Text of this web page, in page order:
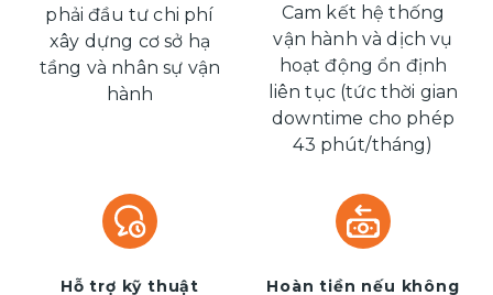
phải đầu tư chi phí
xây dựng cơ sở hạ
tầng và nhân sự vận
hành
Cam kết hệ thống
vận hành và dịch vụ
hoạt động ổn định
liên tục (tức thời gian
downtime cho phép
43 phút/tháng)
Hỗ trợ kỹ thuật
Hoàn tiền nếu không